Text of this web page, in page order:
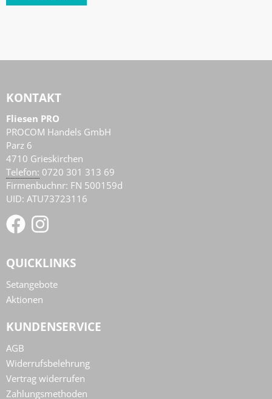
KONTAKT
Fliesen PRO
PROCOM Handels GmbH
Parz 6
4710 Grieskirchen
AT
Telefon: 0720 301 313 69
Firmenbuchnr: FN 500159d
UID: ATU73723116
QUICKLINKS
Setangebote
Aktionen
KUNDENSERVICE
AGB
Widerrufsbelehrung
Vertrag widerrufen
Zahlungsmethoden